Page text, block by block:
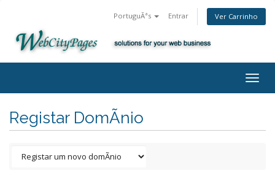
PortuguÃªs Entrar Ver Carrinho
Registar DomÃ­nio